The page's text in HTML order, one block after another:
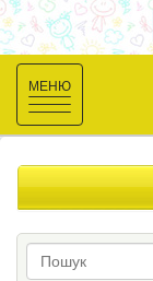
Toggle
navigation